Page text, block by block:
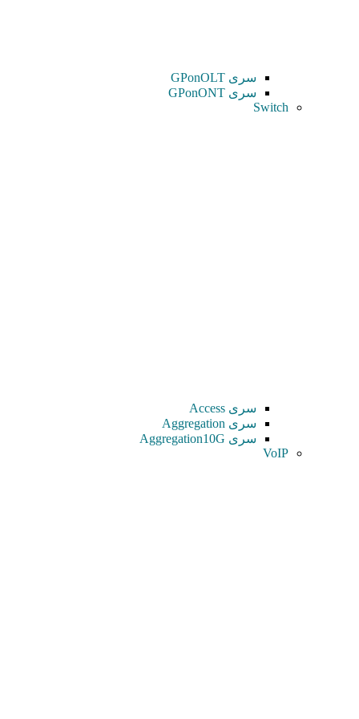
سری GPonOLT
سری GPonONT
Switch
سری Access
سری Aggregation
سری Aggregation10G
VoIP